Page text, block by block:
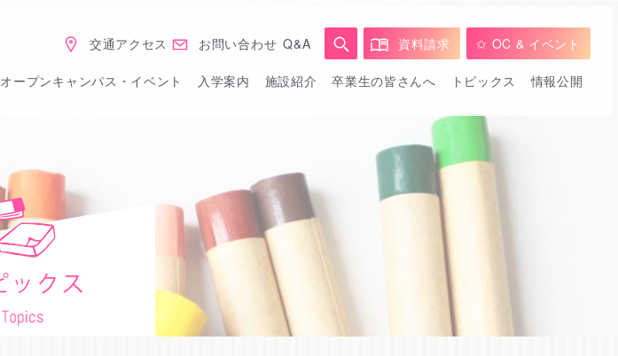
交通アクセス お問い合わせ Q&A 資料請求 ✩ OC & イベント
オープンキャンパス・イベント 入学案内 施設紹介 卒業生の皆さんへ トピックス 情報公開